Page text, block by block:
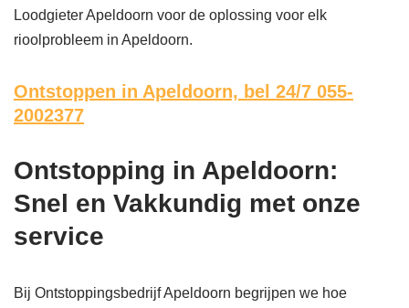
Loodgieter Apeldoorn voor de oplossing voor elk
rioolprobleem in Apeldoorn.
Ontstoppen in Apeldoorn, bel 24/7 055-
2002377
Ontstopping in Apeldoorn:
Snel en Vakkundig met onze
service
Bij Ontstoppingsbedrijf Apeldoorn begrijpen we hoe